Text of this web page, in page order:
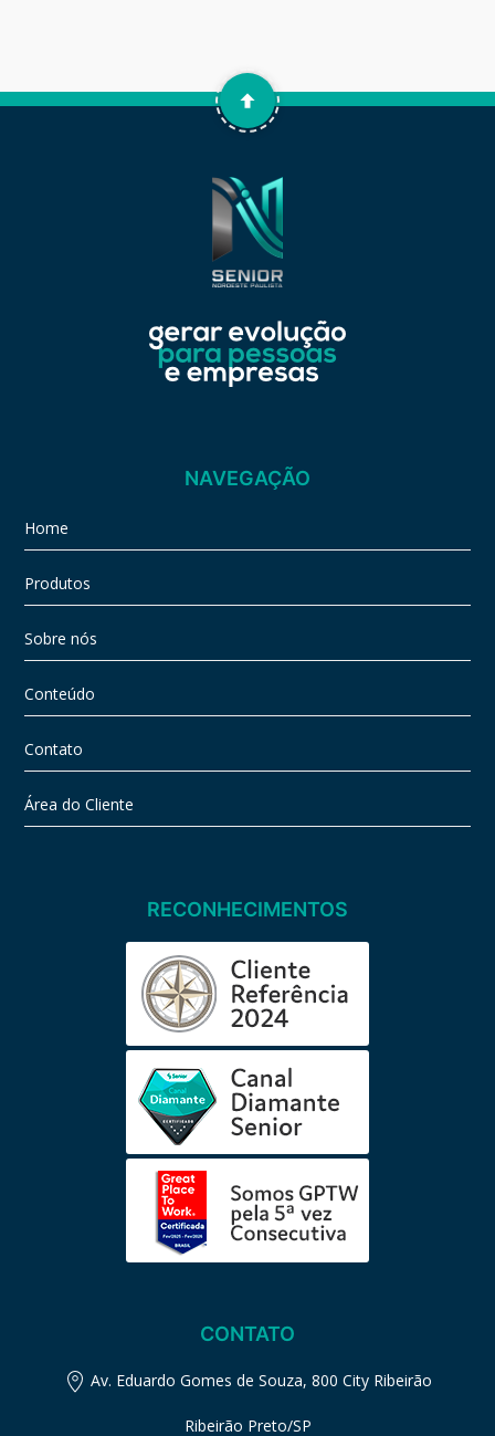
NAVEGAÇÃO
Home
Produtos
Sobre nós
Conteúdo
Contato
Área do Cliente
RECONHECIMENTOS
CONTATO
Av. Eduardo Gomes de Souza, 800 City Ribeirão
Ribeirão Preto/SP